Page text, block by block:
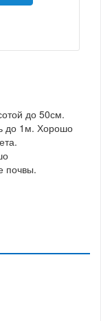
до 50см.
до 1м. Хорошо
почвы.